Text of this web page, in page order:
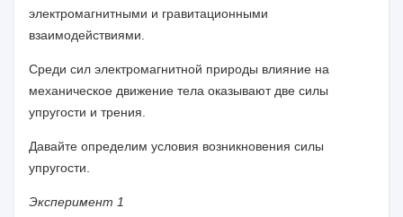
электромагнитными и гравитационными
взаимодействиями.
Среди сил электромагнитной природы влияние на
механическое движение тела оказывают две силы
упругости и трения.
Давайте определим условия возникновения силы
упругости.
Эксперимент 1